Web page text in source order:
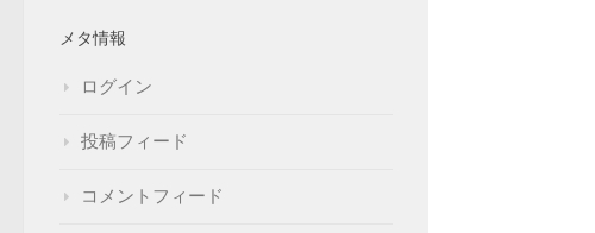
メタ情報
ログイン
投稿フィード
コメントフィード